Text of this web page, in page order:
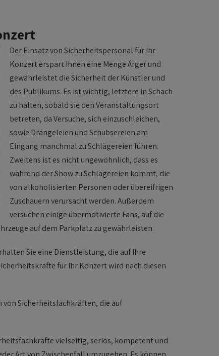
Der Einsatz von Sicherheitspersonal für Ihr
Konzert erspart Ihnen eine Menge Ärger und
gewährleistet die Sicherheit der Künstler und
des Publikums. Es ist wichtig, letztere in Schach
zu halten, sobald sie den Veranstaltungsort
betreten, da Versuche, sich einzuschleichen,
sowie Drängeleien und Schubsereien am
Eingang manchmal zu Schlägereien führen.
Zweitens ist es nicht ungewöhnlich, dass es
während der Show zu Schlägereien kommt, die
von alkoholisierten Personen oder übereifrigen
Zuschauern verursacht werden. Außerdem
versuchen einige übermotivierte Fans, auf die
auf dem Parkplatz zu gewährleisten.
Sie eine Dienstleistung, die auf Ihre
für Ihr Konzert wird nach diesen
Sicherheitsfachkräften, die auf
vielseitig, seriös, kompetent und